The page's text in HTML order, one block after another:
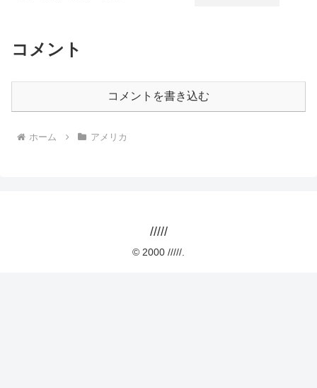
コメント
コメントを書き込む
ホーム アメリカ
/////
© 2000 /////.